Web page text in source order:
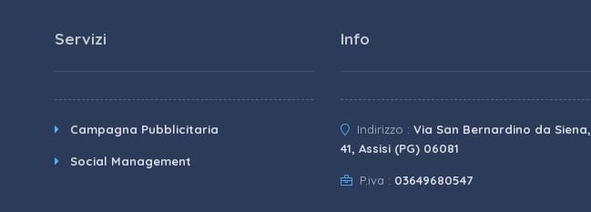
Servizi
Campagna Pubblicitaria
Social Management
Info
Indirizzo : Via San Bernardino da Siena,
41, Assisi (PG) 06081
P.iva : 03649680547